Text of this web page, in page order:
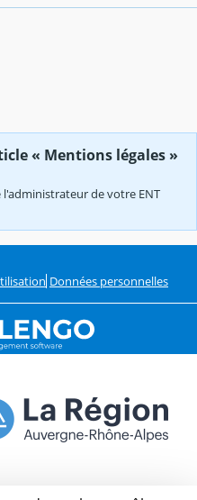
« Mentions légales »
de votre ENT
Données personnelles